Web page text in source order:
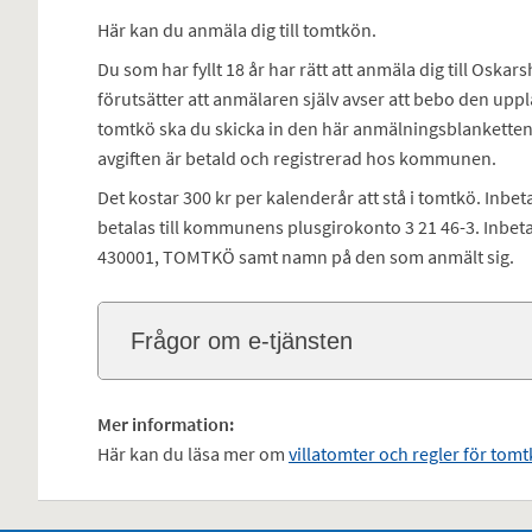
Här kan du anmäla dig till tomtkön.
Du som har fyllt 18 år har rätt att anmäla dig till
förutsätter att anmälaren själv avser att bebo den
tomtkö ska du skicka in den här
avgiften är betald och registrerad hos kommunen.
Det kostar 300 kr per kalenderår att stå i tomtkö.
betalas till kommunens plusgirokonto 3 21 46-3.
430001, TOMTKÖ samt namn på den som anmält sig.
Frågor om e-tjänsten
Mer information:
Här kan du läsa mer om villatomter och regler för